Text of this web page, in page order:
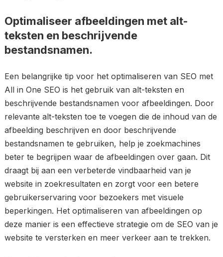
Optimaliseer afbeeldingen met alt-
teksten en beschrijvende
bestandsnamen.
Een belangrijke tip voor het optimaliseren van SEO met
All in One SEO is het gebruik van alt-teksten en
beschrijvende bestandsnamen voor afbeeldingen. Door
relevante alt-teksten toe te voegen die de inhoud van de
afbeelding beschrijven en door beschrijvende
bestandsnamen te gebruiken, help je zoekmachines
beter te begrijpen waar de afbeeldingen over gaan. Dit
draagt bij aan een verbeterde vindbaarheid van je
website in zoekresultaten en zorgt voor een betere
gebruikerservaring voor bezoekers met visuele
beperkingen. Het optimaliseren van afbeeldingen op
deze manier is een effectieve strategie om de SEO van je
website te versterken en meer verkeer aan te trekken.